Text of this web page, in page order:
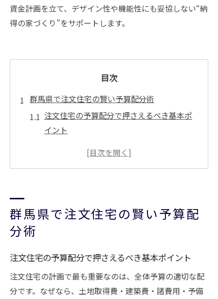
資金計画を立て、デザイン性や機能性にも妥協しない“納
得の家づくり”をサポートします。
目次
群馬県で注文住宅の賢い予算配分術
注文住宅の予算配分で押さえるべき基本ポ
イント
群馬の注文住宅でローコストを実現する工
補助金制度を活かす注文住宅の予算策
注文住宅の資金計画とローン選びの基礎知
識
群馬で無理なく家を建てるための計画術
群馬県で注文住宅の賢い予算配
分術
注文住宅の予算配分で押さえるべき基本ポイント
注文住宅の計画で最も重要なのは、全体予算の適切な配
分です。なぜなら、土地取得費・建築費・諸費用・予備